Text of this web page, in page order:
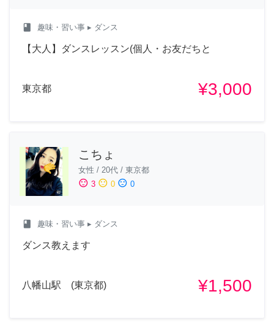
class 趣味・習い事 ▸ ダンス
【大人】ダンスレッスン(個人・お友だちと
東京都 ¥3,000
こちょ
女性 / 20代 / 東京都
sentiment_satisfied 3 sentiment_neutral 0 sentiment_dissatisfied 0
class 趣味・習い事 ▸ ダンス
ダンス教えます
八幡山駅 (東京都) ¥1,500